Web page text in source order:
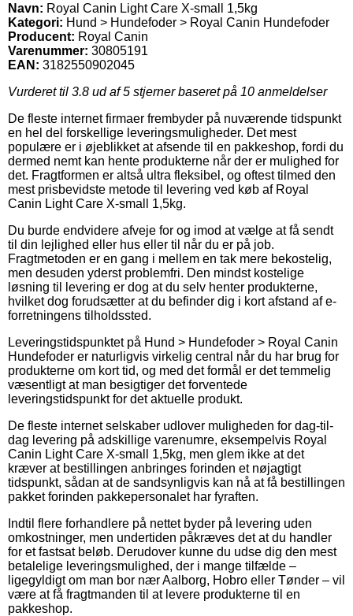
Navn: Royal Canin Light Care X-small 1,5kg
Kategori: Hund > Hundefoder > Royal Canin Hundefoder
Producent: Royal Canin
Varenummer: 30805191
EAN: 3182550902045
Vurderet til 3.8 ud af 5 stjerner baseret på 10 anmeldelser
De fleste internet firmaer frembyder på nuværende tidspunkt
en hel del forskellige leveringsmuligheder. Det mest
populære er i øjeblikket at afsende til en pakkeshop, fordi du
dermed nemt kan hente produkterne når der er mulighed for
det. Fragtformen er altså ultra fleksibel, og oftest tilmed den
mest prisbevidste metode til levering ved køb af Royal
Canin Light Care X-small 1,5kg.
Du burde endvidere afveje for og imod at vælge at få sendt
til din lejlighed eller hus eller til når du er på job.
Fragtmetoden er en gang i mellem en tak mere bekostelig,
men desuden yderst problemfri. Den mindst kostelige
løsning til levering er dog at du selv henter produkterne,
hvilket dog forudsætter at du befinder dig i kort afstand af e-
forretningens tilholdssted.
Leveringstidspunktet på Hund > Hundefoder > Royal Canin
Hundefoder er naturligvis virkelig central når du har brug for
produkterne om kort tid, og med det formål er det temmelig
væsentligt at man besigtiger det forventede
leveringstidspunkt for det aktuelle produkt.
De fleste internet selskaber udlover muligheden for dag-til-
dag levering på adskillige varenumre, eksempelvis Royal
Canin Light Care X-small 1,5kg, men glem ikke at det
kræver at bestillingen anbringes forinden et nøjagtigt
tidspunkt, sådan at de sandsynligvis kan nå at få bestillingen
pakket forinden pakkepersonalet har fyraften.
Indtil flere forhandlere på nettet byder på levering uden
omkostninger, men undertiden påkræves det at du handler
for et fastsat beløb. Derudover kunne du udse dig den mest
betalelige leveringsmulighed, der i mange tilfælde –
ligegyldigt om man bor nær Aalborg, Hobro eller Tønder – vil
være at få fragtmanden til at levere produkterne til en
pakkeshop.